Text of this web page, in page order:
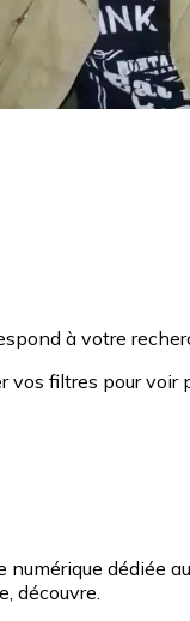
à votre
vos filtres pour voir
numérique dédiée
découvre.